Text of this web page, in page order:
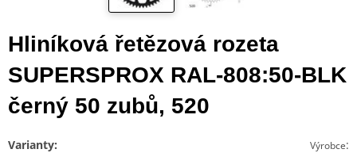
Hliníková řetězová rozeta
SUPERSPROX RAL-808:50-BLK
černý 50 zubů, 520
Výrobce:
Varianty: